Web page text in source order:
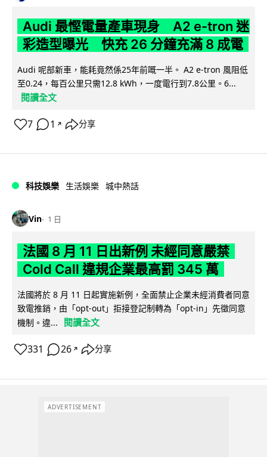
Audi 最慳電量產車現身 A2 e-tron 迷
彩造型曝光 快充 26 分鐘充滿 8 成電
Audi 呢部新車，能耗竟然係25年前嘅一半。 A2 e-tron 風阻低
至0.24，每百公里只需12.8 kWh，一度電行到7.8公里。6...
閱讀全文
7 1 ↗ 分享
科技娛樂 生活娛樂 城中熱話
Vin 1 日
法國 8 月 11 日出新例 未經同意嚴禁
Cold Call 違規企業最高罰 345 萬
法國將於 8 月 11 日起實施新例，全面禁止企業未經消費者同意
致電推銷，由「opt-out」拒接登記制轉為「opt-in」先徵同意
機制。違...
閱讀全文
331 26 ↗ 分享
ADVERTISEMENT